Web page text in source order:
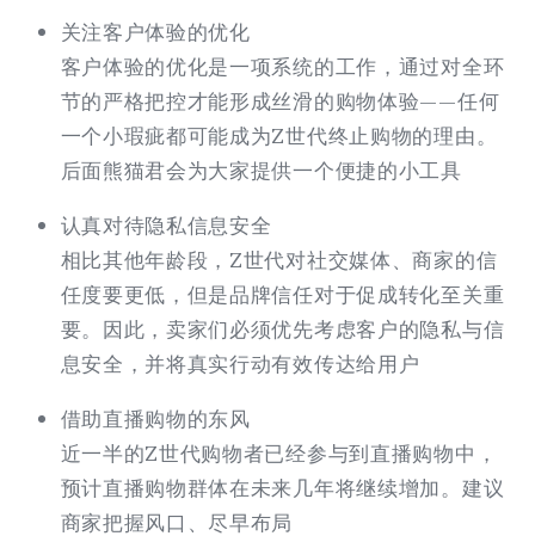
关注客户体验的优化
客户体验的优化是一项系统的工作，通过对全环
节的严格把控才能形成丝滑的购物体验——任何
一个小瑕疵都可能成为Z世代终止购物的理由。
后面熊猫君会为大家提供一个便捷的小工具
认真对待隐私信息安全
相比其他年龄段，Z世代对社交媒体、商家的信
任度要更低，但是品牌信任对于促成转化至关重
要。因此，卖家们必须优先考虑客户的隐私与信
息安全，并将真实行动有效传达给用户
借助直播购物的东风
近一半的Z世代购物者已经参与到直播购物中，
预计直播购物群体在未来几年将继续增加。建议
商家把握风口、尽早布局